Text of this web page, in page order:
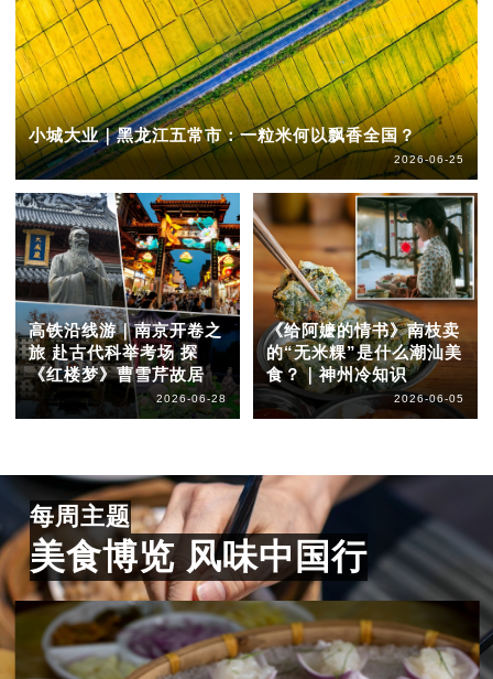
小城大业｜黑龙江五常市：一粒米何以飘香全国？
2026-06-25
高铁沿线游｜南京开卷之
旅 赴古代科举考场 探
《红楼梦》曹雪芹故居
2026-06-28
《给阿嬷的情书》南枝卖
的“无米粿”是什么潮汕美
食？｜神州冷知识
2026-06-05
每周主题
美食博览 风味中国行